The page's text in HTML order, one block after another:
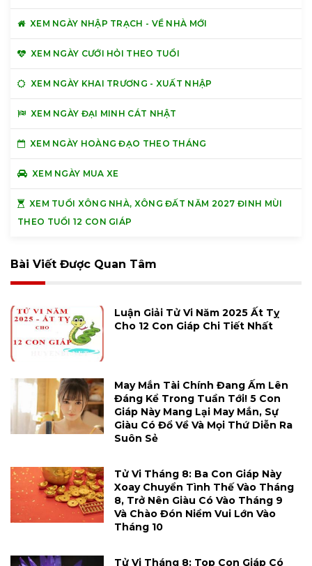
XEM NGÀY NHẬP TRẠCH - VỀ NHÀ MỚI
XEM NGÀY CƯỚI HỎI THEO TUỔI
XEM NGÀY KHAI TRƯƠNG - XUẤT NHẬP
XEM NGÀY ĐẠI MINH CÁT NHẬT
XEM NGÀY HOÀNG ĐẠO THEO THÁNG
XEM NGÀY MUA XE
XEM TUỔI XÔNG NHÀ, XÔNG ĐẤT NĂM 2027 ĐINH MÙI
THEO TUỔI 12 CON GIÁP
Bài Viết Được Quan Tâm
Luận Giải Tử Vi Năm 2025 Ất Tỵ
Cho 12 Con Giáp Chi Tiết Nhất
May Mắn Tài Chính Đang Ấm Lên
Đáng Kể Trong Tuần Tới! 5 Con
Giáp Này Mang Lại May Mắn, Sự
Giàu Có Đổ Về Và Mọi Thứ Diễn Ra
Suôn Sẻ
Tử Vi Tháng 8: Ba Con Giáp Này
Xoay Chuyển Tình Thế Vào Tháng
8, Trở Nên Giàu Có Vào Tháng 9
Và Chào Đón Niềm Vui Lớn Vào
Tháng 10
Tử Vi Tháng 8: Top Con Giáp Có